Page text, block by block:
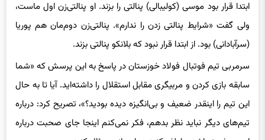
ولی گفت «شرایط پنالتی زدن را ندارم». پنالتی‌زن دوم‌مان هم پوریا
(سرآبادانی) بود. از ابتدا قرار نبود که بلانکو پنالتی بزند.
سرمربی تیم فوتبال فولاد خوزستان در پاسخ به این پرسش که «شما
سابقه بازی کردن و مربیگری مقابل استقلال را داشته‌اید. آیا تا به حال
این تیم را اینقدر ضعیف و بی‌انگیزه دیده بودید؟»، تصریح کرد: درباره
تیم‌های دیگر نباید نظر بدهم، فکر نمی‌کنم اینجا جای صحبت درباره
این موضوع باشد و لطف کنید درباره بازی سؤال کنید.